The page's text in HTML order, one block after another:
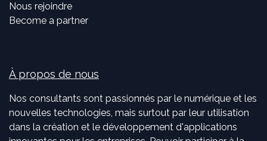
Nous rejoindre
Become a partner
À propos de nous
Nos consultants sont passionnés par le numérique et les
nouvelles technologies, mais surtout par leur utilisation
dans la création et le développement d'applications